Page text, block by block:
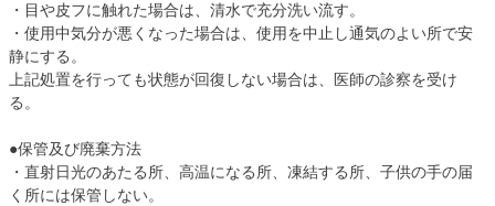
・目や皮フに触れた場合は、清水で充分洗い流す。
・使用中気分が悪くなった場合は、使用を中止し通気のよい所で安
静にする。
上記処置を行っても状態が回復しない場合は、医師の診察を受け
る。
●保管及び廃棄方法
・直射日光のあたる所、高温になる所、凍結する所、子供の手の届
く所には保管しない。